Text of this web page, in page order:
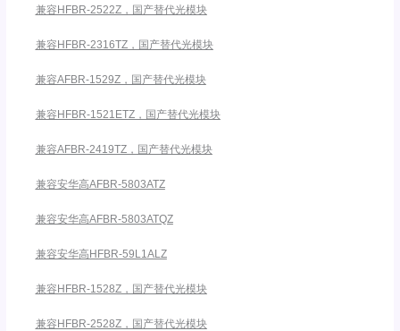
兼容HFBR-2522Z，国产替代光模块
兼容HFBR-2316TZ，国产替代光模块
兼容AFBR-1529Z，国产替代光模块
兼容HFBR-1521ETZ，国产替代光模块
兼容AFBR-2419TZ，国产替代光模块
兼容安华高AFBR-5803ATZ
兼容安华高AFBR-5803ATQZ
兼容安华高HFBR-59L1ALZ
兼容HFBR-1528Z，国产替代光模块
兼容HFBR-2528Z，国产替代光模块